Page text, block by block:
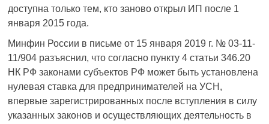
доступна только тем, кто заново открыл ИП после 1
января 2015 года.
Минфин России в письме от 15 января 2019 г. № 03-11-
11/904 разъяснил, что согласно пункту 4 статьи 346.20
НК РФ законами субъектов РФ может быть установлена
нулевая ставка для предпринимателей на УСН,
впервые зарегистрированных после вступления в силу
указанных законов и осуществляющих деятельность в